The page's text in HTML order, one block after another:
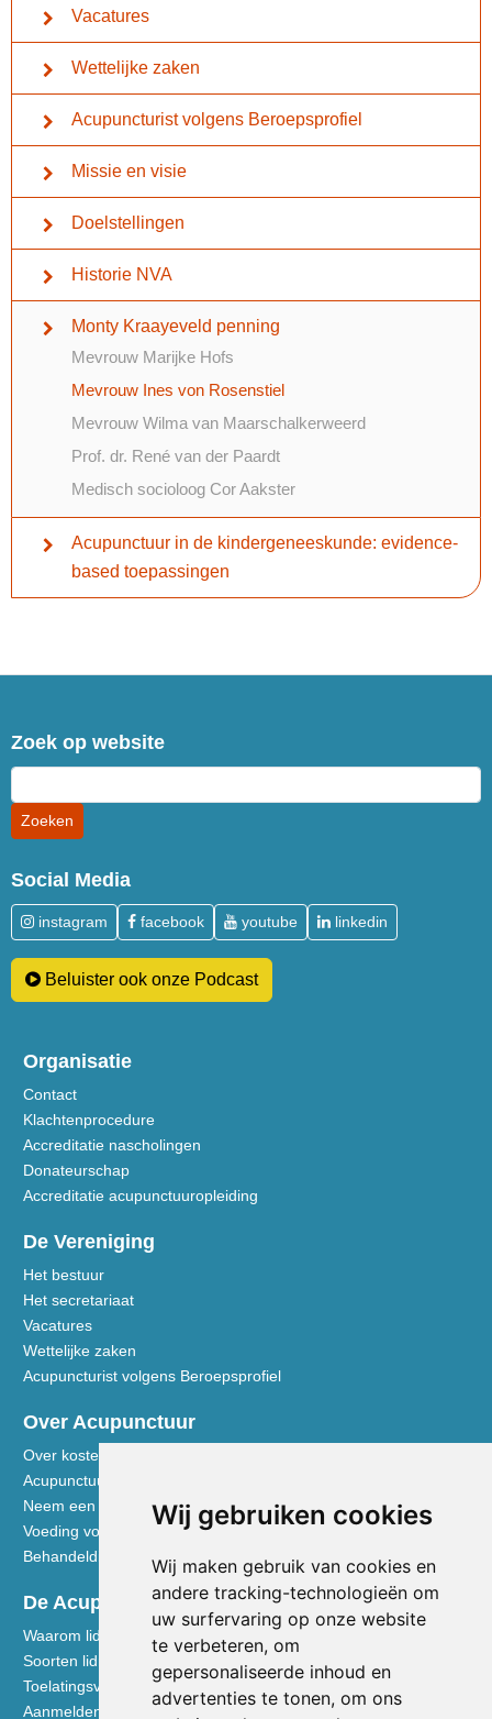
Wij gebruiken cookies
Wij maken gebruik van cookies en
andere tracking-technologieën om
uw surfervaring op onze website
te verbeteren, om
gepersonaliseerde inhoud en
advertenties te tonen, om ons
Vacatures
Wettelijke zaken
Acupuncturist volgens Beroepsprofiel
Missie en visie
Doelstellingen
Historie NVA
Monty Kraayeveld penning
Mevrouw Marijke Hofs
Mevrouw Ines von Rosenstiel
Mevrouw Wilma van Maarschalkerweerd
Prof. dr. René van der Paardt
Medisch socioloog Cor Aakster
Acupunctuur in de kindergeneeskunde: evidence-
based toepassingen
Zoek op website
Social Media
instagram facebook youtube linkedin
Beluister ook onze Podcast
Organisatie
Contact
Klachtenprocedure
Accreditatie nascholingen
Donateurschap
Accreditatie acupunctuuropleiding
De Vereniging
Het bestuur
Het secretariaat
Vacatures
Wettelijke zaken
Acupuncturist volgens Beroepsprofiel
Over Acupunctuur
Over kosten en vergoedingen
Acupunctuur toegelicht
Neem een kijkje in de praktijk
Voeding volgens de Vijf Elementen
Behandeldisciplines - TCG
De Acupuncturist
Waarom lid worden van de NVA
Soorten lidmaatschap NVA
Toelatingsvoorwaarden
Aanmelden voor lidmaatschap